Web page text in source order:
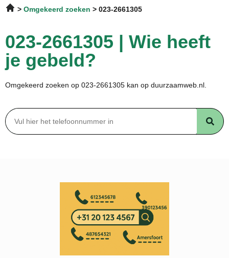
Omgekeerd zoeken 023-2661305
023-2661305 | Wie heeft
je gebeld?
Omgekeerd zoeken op 023-2661305 kan op duurzaamweb.nl.